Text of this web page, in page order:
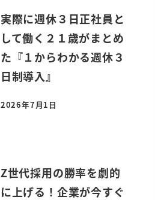
実際に週休３日正社員と
して働く２１歳がまとめ
た『１からわかる週休３
日制導入』
投稿日
2026年7月1日
Z世代採用の勝率を劇的
に上げる！企業が今すぐ